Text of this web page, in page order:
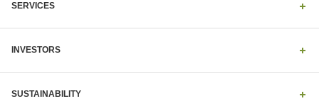
SERVICES
INVESTORS
SUSTAINABILITY